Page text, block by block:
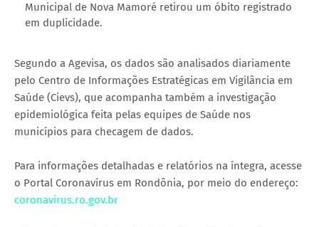
Municipal de Nova Mamoré retirou um óbito registrado
em duplicidade.
Segundo a Agevisa, os dados são analisados diariamente
pelo Centro de Informações Estratégicas em Vigilância em
Saúde (Cievs), que acompanha também a investigação
epidemiológica feita pelas equipes de Saúde nos
municípios para checagem de dados.
Para informações detalhadas e relatórios na íntegra, acesse
o Portal Coronavírus em Rondônia, por meio do endereço:
coronavirus.ro.gov.br